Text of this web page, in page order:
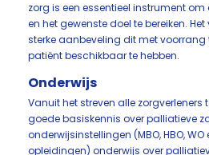
zorg is een essentieel instrument
en het gewenste doel te bereiken.
sterke aanbeveling dit met voorrang
patiënt beschikbaar te hebben.
Onderwijs
Vanuit het streven alle zorgverleners
goede basiskennis over palliatieve
onderwijsinstellingen (MBO, HBO,
opleidingen) onderwijs over